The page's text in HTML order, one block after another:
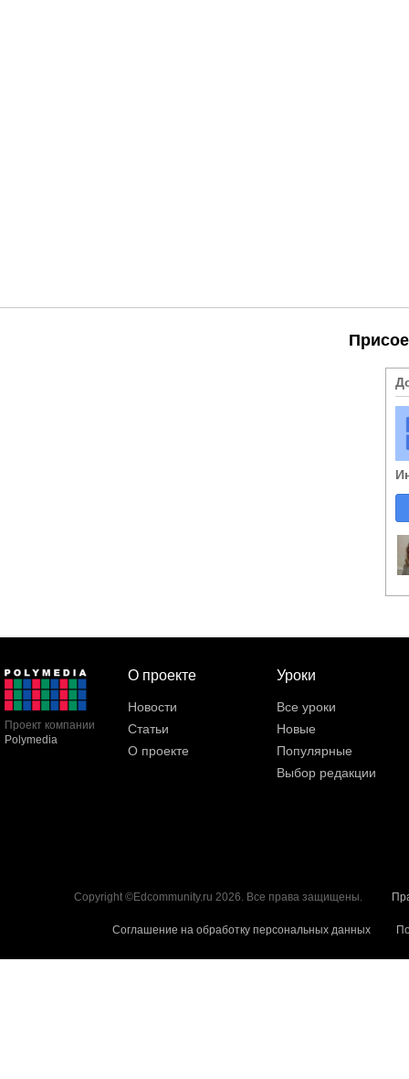
Проект компании
Polymedia
О проекте
Новости
Статьи
О проекте
Уроки
Все уроки
Новые
Популярные
Выбор редакции
Copyright ©Edcommunity.ru 2026. Все права защищены.
Соглашение на обработку персональных данных